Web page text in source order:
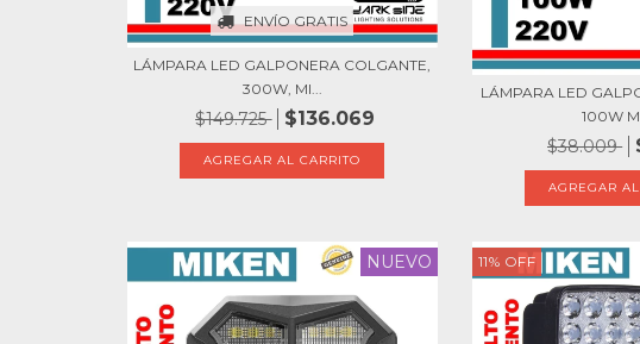
ENVÍO GRATIS
LÁMPARA LED GALPONERA COLGANTE,
300W, MI...
$149.725 $136.069
LÁMPARA LED
100W
$38.009
NUEVO 11% OFF